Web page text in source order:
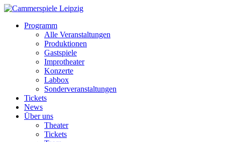
Programm
Alle Veranstaltungen
Produktionen
Gastspiele
Improtheater
Konzerte
Labbox
Sonderveranstaltungen
Tickets
News
Über uns
Theater
Tickets